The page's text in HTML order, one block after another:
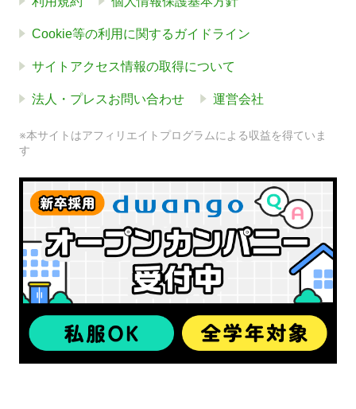
Cookie等の利用に関するガイドライン
サイトアクセス情報の取得について
法人・プレスお問い合わせ 運営会社
※本サイトはアフィリエイトプログラムによる収益を得ていま
す